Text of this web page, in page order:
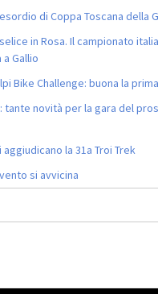
di Coppa Toscana della
in Rosa. Il campionato
Gallio
Bike Challenge: buona la prima
tante novità per la gara del
aggiudicano la 31a Troi Trek
si avvicina